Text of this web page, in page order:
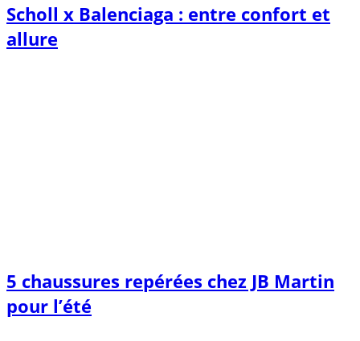
Scholl x Balenciaga : entre confort et
allure
5 chaussures repérées chez JB Martin
pour l’été